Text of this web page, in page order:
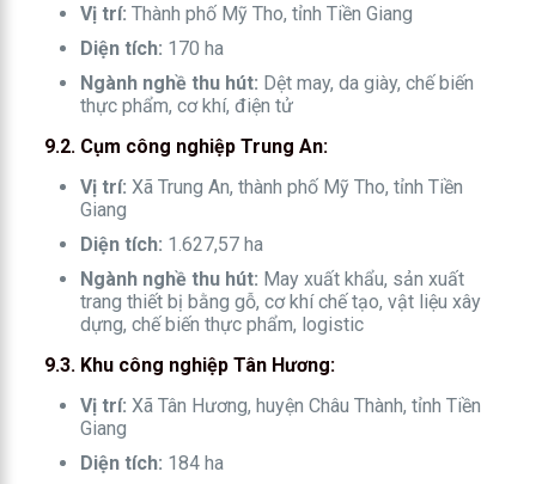
Vị trí: Thành phố Mỹ Tho, tỉnh Tiền Giang
Diện tích: 170 ha
Ngành nghề thu hút: Dệt may, da giày, chế biến
thực phẩm, cơ khí, điện tử
9.2. Cụm công nghiệp Trung An:
Vị trí: Xã Trung An, thành phố Mỹ Tho, tỉnh Tiền
Giang
Diện tích: 1.627,57 ha
Ngành nghề thu hút: May xuất khẩu, sản xuất
trang thiết bị bằng gỗ, cơ khí chế tạo, vật liệu xây
dựng, chế biến thực phẩm, logistic
9.3. Khu công nghiệp Tân Hương:
Vị trí: Xã Tân Hương, huyện Châu Thành, tỉnh Tiền
Giang
Diện tích: 184 ha